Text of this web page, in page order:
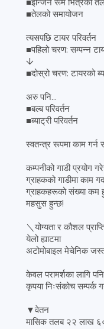
■इन्जिन रूम भित्रको
■तेलको समायोजन
त्यसपछि टायर परिवर्तन
■पहिलो चरण: सम्पन्न
↓
■दोस्रो चरण: टायरको
अरु पनि...
■बल्ब परिवर्तन
■ब्याट्री परिवर्तन
स्वतन्त्र रूपमा काम
कम्पनीको गाडी प्रयोग
ग्राहकको गाडीमा काम
ग्राहकहरूको संख्या कम
महसुस हुन्छ!
＼योग्यता र कौशल
येलो ह्याटमा
अटोमोबाइल मेचेनिक
केवल परामर्शका लागि
कृपया निःसंकोच सम्पर्क
▼वेतन
मासिक तलब २२ लाख